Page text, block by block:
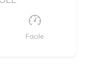
Facile